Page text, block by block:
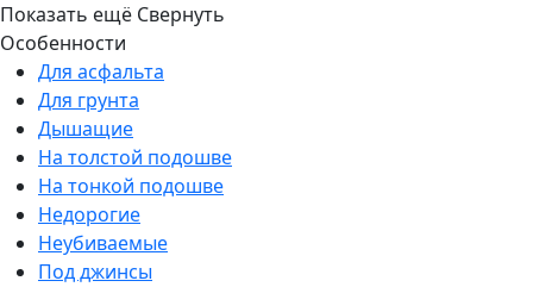
Показать ещё Свернуть
Особенности
Для асфальта
Для грунта
Дышащие
На толстой подошве
На тонкой подошве
Недорогие
Неубиваемые
Под джинсы